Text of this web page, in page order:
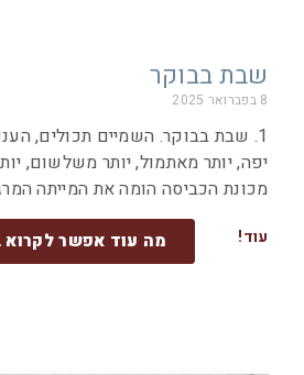
שבת בבוקר
8 בפברואר 2025
1. שבת בבוקר. השמיים תכולים,
יפה, יותר מאתמול, יותר משלשום,
מכונת הכביסה הומה את המייתה
עוד! מה עוד אפשר לקרוא